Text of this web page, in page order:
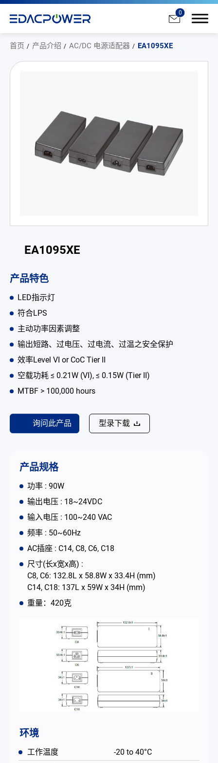
0
首页 产品介绍 AC/DC 电源适配器 EA1095XE
EA1095XE
产品特色
LED指示灯
符合LPS
主动功率因素调整
输出短路、过电压、过电流、过温之安全保护
效率Level VI or CoC Tier II
空载功耗 ≤ 0.21W (VI), ≤ 0.15W (Tier II)
MTBF > 100,000 hours
询问此产品 型录下载
产品规格
功率 : 90W
输出电压 : 18~24VDC
输入电压 : 100~240 VAC
频率 : 50~60Hz
AC插座 : C14, C8, C6, C18
尺寸(长x宽x高) :
C8, C6: 132.8L x 58.8W x 33.4H (mm)
C14, C18: 137L x 59W x 34H (mm)
重量：420克
环境
工作温度
-20 to 40°C
AC/DC 电源适配器
AC/DC 医疗电源供应器
电池适配充电器
开放式电源
LED 电源
CRPS 电源
解决方案
为何选择翌胜
最新消息
简体中文